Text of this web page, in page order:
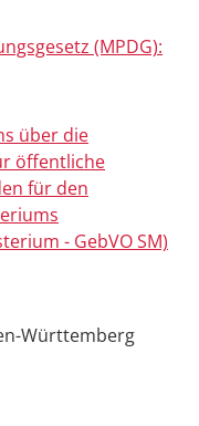
(MPDG):
über die
öffentliche
für den
- GebVO SM)
Württemberg